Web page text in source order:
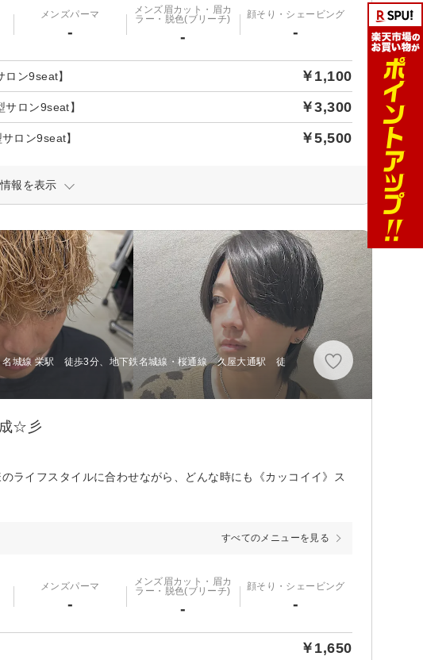
メンズパーマ
-
メンズ眉カット・眉カ
ラー・脱色(ブリーチ)
-
顔そり・シェービング
-
ン9seat】 ￥1,100
ロン9seat】 ￥3,300
ロン9seat】 ￥5,500
報を表示
名城線 栄駅 徒歩3分、地下鉄名城線・桜通線 久屋大通駅 徒
☆彡
ライフスタイルに合わせながら、どんな時にも《カッコイイ》ス
すべてのメニューを見る
メンズパーマ
-
メンズ眉カット・眉カ
ラー・脱色(ブリーチ)
-
顔そり・シェービング
-
￥1,650